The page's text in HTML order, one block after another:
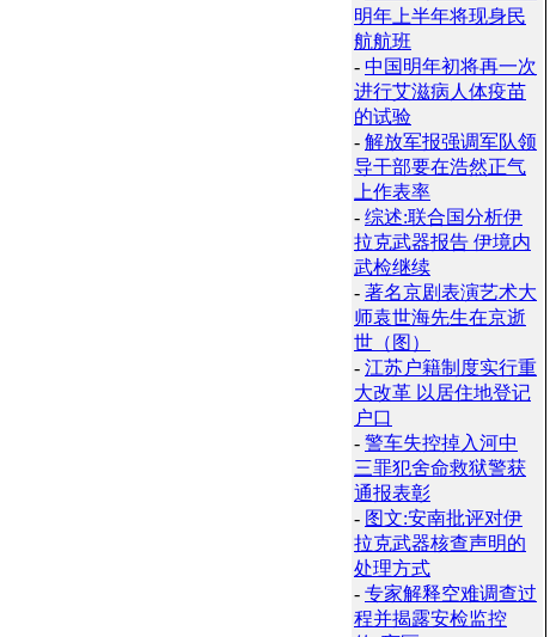
明年上半年将现身民
航航班
- 中国明年初将再一次
进行艾滋病人体疫苗
的试验
- 解放军报强调军队领
导干部要在浩然正气
上作表率
- 综述:联合国分析伊
拉克武器报告 伊境内
武检继续
- 著名京剧表演艺术大
师袁世海先生在京逝
世（图）
- 江苏户籍制度实行重
大改革 以居住地登记
户口
- 警车失控掉入河中
三罪犯舍命救狱警获
通报表彰
- 图文:安南批评对伊
拉克武器核查声明的
处理方式
- 专家解释空难调查过
程并揭露安检监控